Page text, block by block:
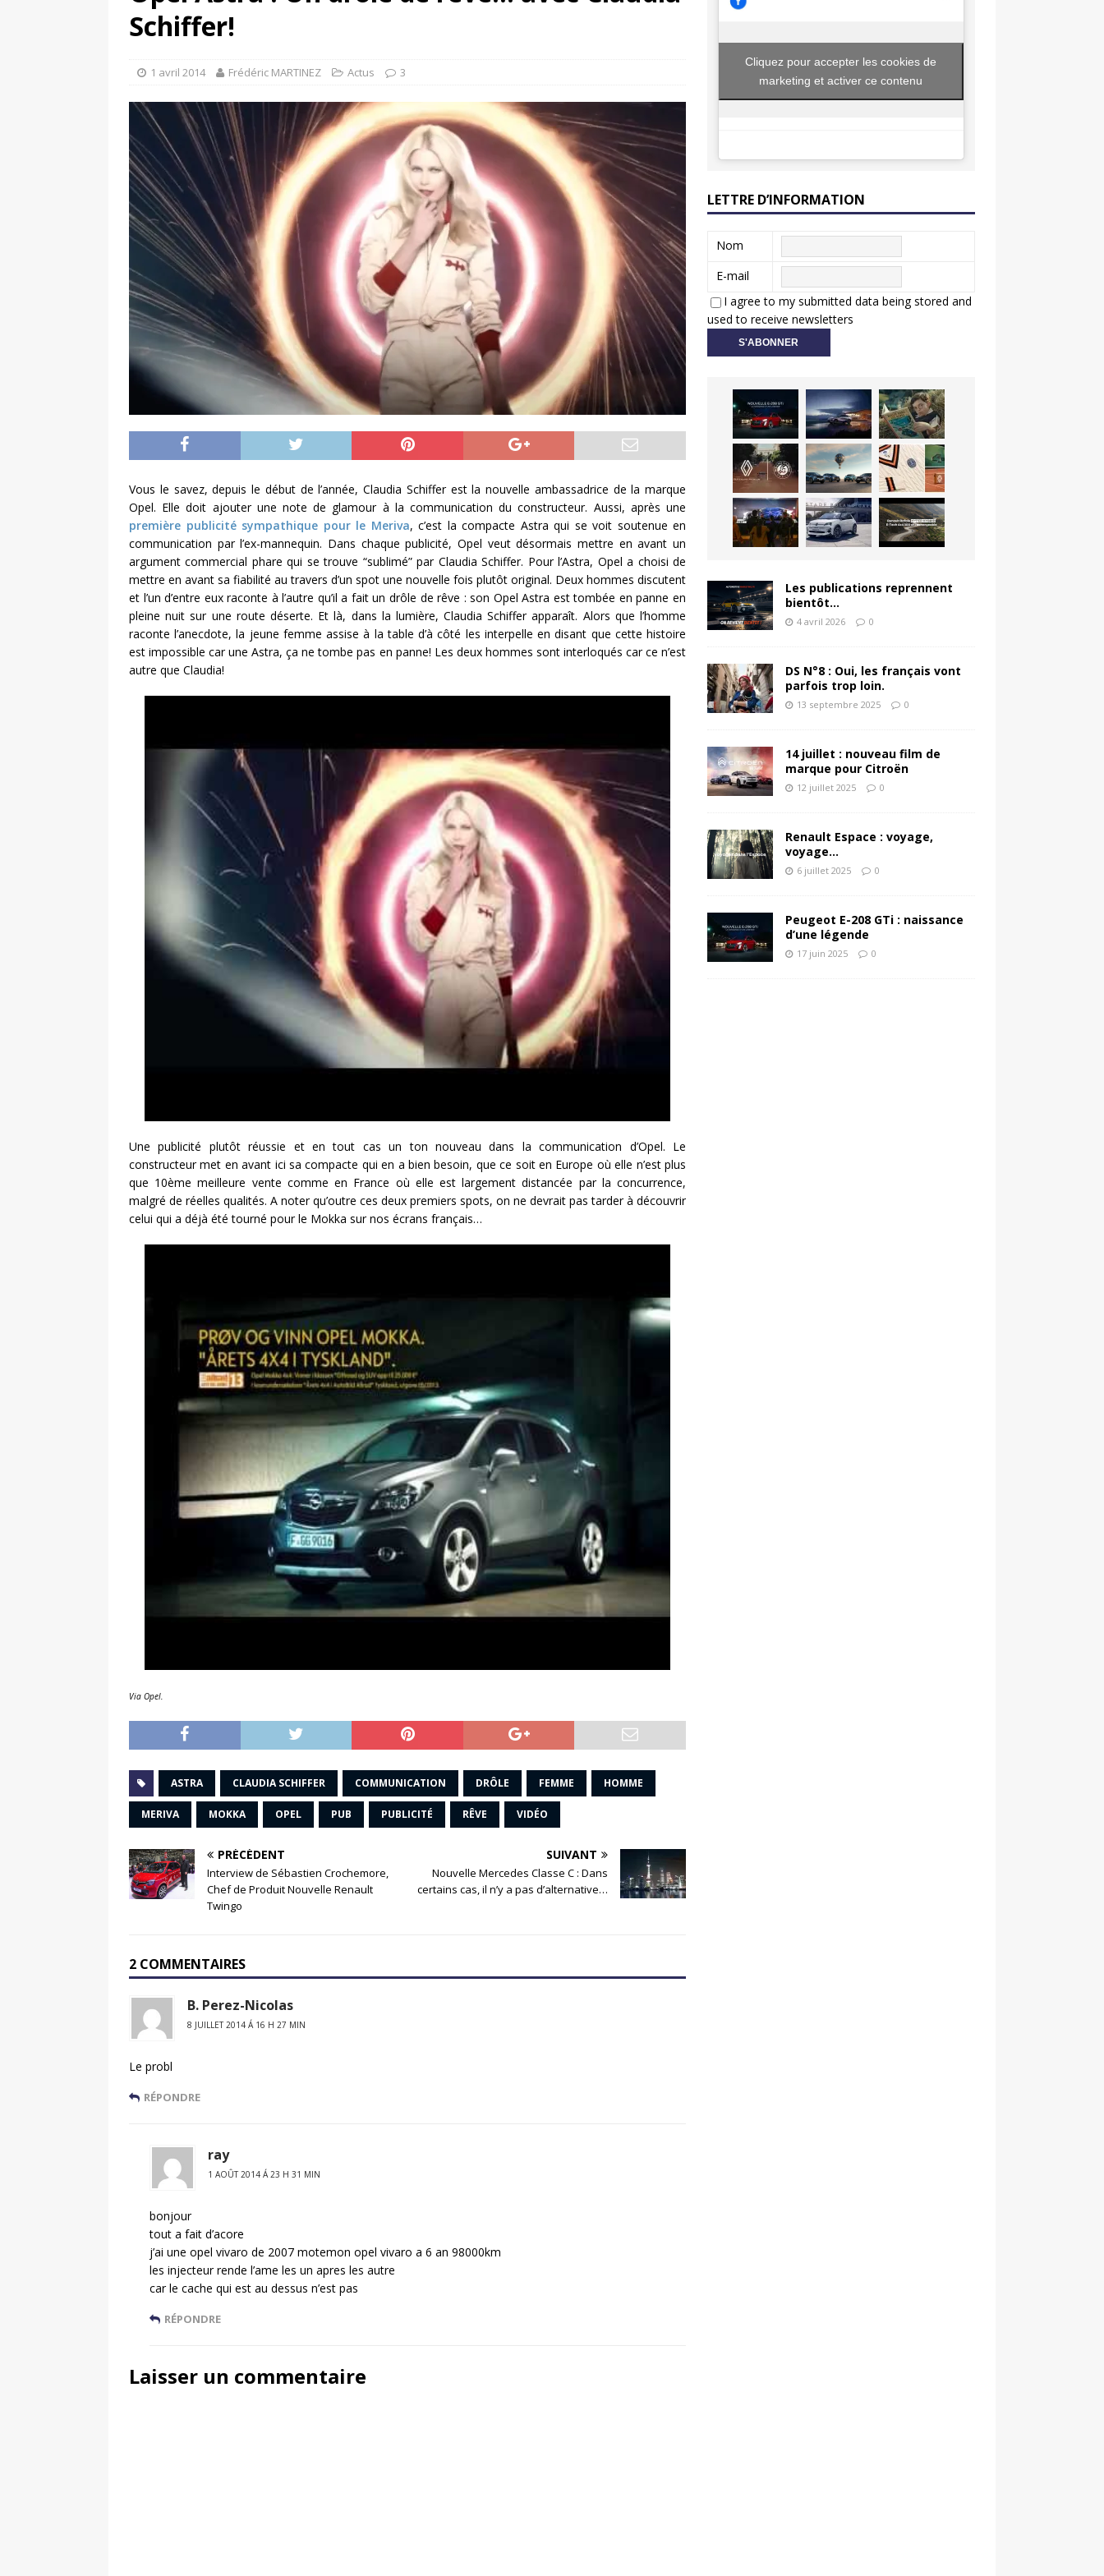
Schiffer!
1 avril 2014 Frédéric MARTINEZ Actus 3
Vous le savez, depuis le début de l’année, Claudia Schiffer est la nouvelle ambassadrice de la marque
Opel. Elle doit ajouter une note de glamour à la communication du constructeur. Aussi, après une
première publicité sympathique pour le Meriva, c’est la compacte Astra qui se voit soutenue en
communication par l’ex-mannequin. Dans chaque publicité, Opel veut désormais mettre en avant un
argument commercial phare qui se trouve “sublimé” par Claudia Schiffer. Pour l’Astra, Opel a choisi de
mettre en avant sa fiabilité au travers d’un spot une nouvelle fois plutôt original. Deux hommes discutent
et l’un d’entre eux raconte à l’autre qu’il a fait un drôle de rêve : son Opel Astra est tombée en panne en
pleine nuit sur une route déserte. Et là, dans la lumière, Claudia Schiffer apparaît. Alors que l’homme
raconte l’anecdote, la jeune femme assise à la table d’à côté les interpelle en disant que cette histoire
est impossible car une Astra, ça ne tombe pas en panne! Les deux hommes sont interloqués car ce n’est
autre que Claudia!
Une publicité plutôt réussie et en tout cas un ton nouveau dans la communication d’Opel. Le
constructeur met en avant ici sa compacte qui en a bien besoin, que ce soit en Europe où elle n’est plus
que 10ème meilleure vente comme en France où elle est largement distancée par la concurrence,
malgré de réelles qualités. A noter qu’outre ces deux premiers spots, on ne devrait pas tarder à découvrir
celui qui a déjà été tourné pour le Mokka sur nos écrans français…
Via Opel.
ASTRA CLAUDIA SCHIFFER COMMUNICATION DRÔLE FEMME HOMME
MERIVA MOKKA OPEL PUB PUBLICITÉ RÊVE VIDÉO
PRÉCÉDENT
Interview de Sébastien Crochemore,
Chef de Produit Nouvelle Renault
Twingo
SUIVANT
Nouvelle Mercedes Classe C : Dans
certains cas, il n’y a pas d’alternative…
2 COMMENTAIRES
B. Perez-Nicolas
8 JUILLET 2014 Á 16 H 27 MIN
Le probl
RÉPONDRE
ray
1 AOÛT 2014 Á 23 H 31 MIN
bonjour
tout a fait d’acore
j’ai une opel vivaro de 2007 motemon opel vivaro a 6 an 98000km
les injecteur rende l’ame les un apres les autre
car le cache qui est au dessus n’est pas
RÉPONDRE
Laisser un commentaire
Cliquez pour accepter les cookies de
marketing et activer ce contenu
LETTRE D’INFORMATION
Nom
E-mail
I agree to my submitted data being stored and
used to receive newsletters
Les publications reprennent
bientôt…
4 avril 2026 0
DS N°8 : Oui, les français vont
parfois trop loin.
13 septembre 2025 0
14 juillet : nouveau film de
marque pour Citroën
12 juillet 2025 0
Renault Espace : voyage,
voyage…
6 juillet 2025 0
Peugeot E-208 GTi : naissance
d’une légende
17 juin 2025 0